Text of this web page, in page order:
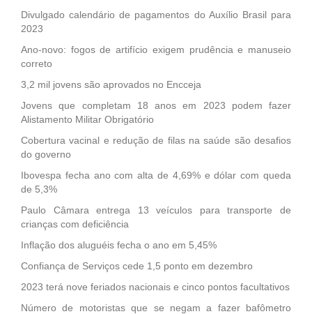
Divulgado calendário de pagamentos do Auxílio Brasil para
2023
Ano-novo: fogos de artifício exigem prudência e manuseio
correto
3,2 mil jovens são aprovados no Encceja
Jovens que completam 18 anos em 2023 podem fazer
Alistamento Militar Obrigatório
Cobertura vacinal e redução de filas na saúde são desafios
do governo
Ibovespa fecha ano com alta de 4,69% e dólar com queda
de 5,3%
Paulo Câmara entrega 13 veículos para transporte de
crianças com deficiência
Inflação dos aluguéis fecha o ano em 5,45%
Confiança de Serviços cede 1,5 ponto em dezembro
2023 terá nove feriados nacionais e cinco pontos facultativos
Número de motoristas que se negam a fazer bafômetro